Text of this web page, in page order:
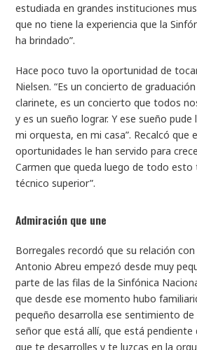
estudiada en grandes instituciones
que no tiene la experiencia que la
ha brindado”.
Hace poco tuvo la oportunidad de
Nielsen. “Es un concierto de
clarinete, es un concierto que todos
y es un sueño lograr. Y ese sueño
mi orquesta, en mi casa”. Recalcó que
oportunidades le han servido para
Carmen que queda luego de todo esto
técnico superior”.
Admiración que une
Borregales recordó que su relación
Antonio Abreu empezó desde muy
parte de las filas de la Sinfónica
que desde ese momento hubo
pequeño desarrolla ese sentimiento
señor que está allí, que está pendiente
que te desarrolles y te luzcas en la